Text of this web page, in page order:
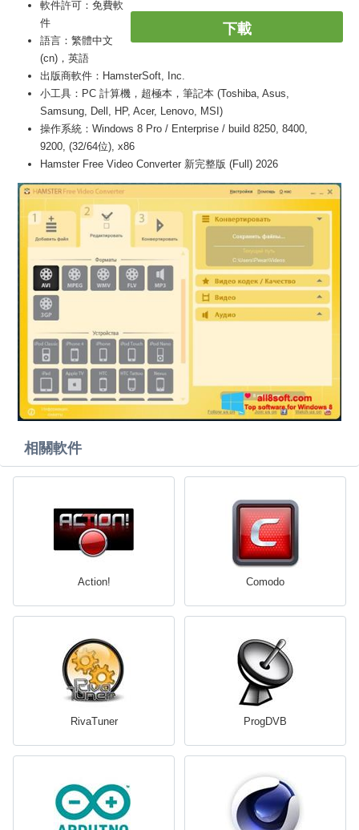
下載
軟件許可：免費軟
件
語言：繁體中文
(cn)，英語
出版商軟件：HamsterSoft, Inc.
小工具：PC 計算機，超極本，筆記本 (Toshiba, Asus,
Samsung, Dell, HP, Acer, Lenovo, MSI)
操作系統：Windows 8 Pro / Enterprise / build 8250, 8400,
9200, (32/64位), x86
Hamster Free Video Converter 新完整版 (Full) 2026
相關軟件
Action! Comodo
RivaTuner ProgDVB